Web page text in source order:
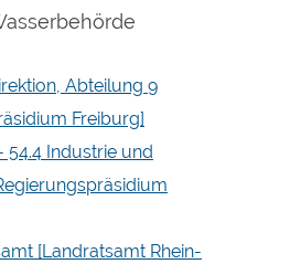
Abteilung 9
Freiburg]
54.4 Industrie und
[Landratsamt Rhein-